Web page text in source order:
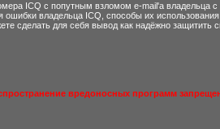
ICQ с попутным взломом e-mail'a владельца
владельца ICQ, способы их
сделать для себя вывод как надёжно защитить
вредоносных программ